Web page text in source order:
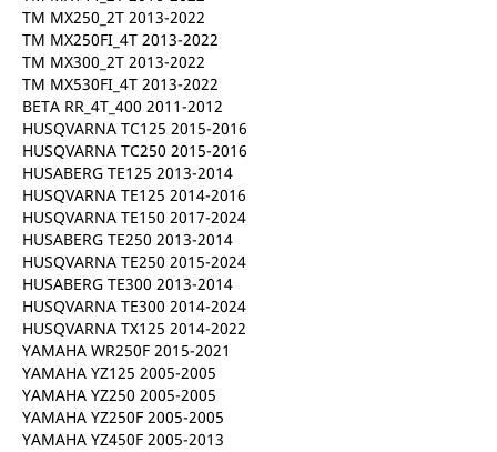
TM MX250_2T 2013-2022
TM MX250FI_4T 2013-2022
TM MX300_2T 2013-2022
TM MX530FI_4T 2013-2022
BETA RR_4T_400 2011-2012
HUSQVARNA TC125 2015-2016
HUSQVARNA TC250 2015-2016
HUSABERG TE125 2013-2014
HUSQVARNA TE125 2014-2016
HUSQVARNA TE150 2017-2024
HUSABERG TE250 2013-2014
HUSQVARNA TE250 2015-2024
HUSABERG TE300 2013-2014
HUSQVARNA TE300 2014-2024
HUSQVARNA TX125 2014-2022
YAMAHA WR250F 2015-2021
YAMAHA YZ125 2005-2005
YAMAHA YZ250 2005-2005
YAMAHA YZ250F 2005-2005
YAMAHA YZ450F 2005-2013